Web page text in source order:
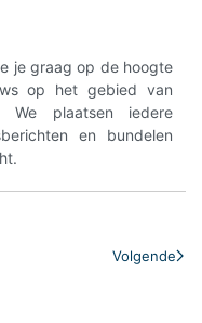
je graag op de hoogte
op het gebied van
We plaatsen iedere
en bundelen
Volgende